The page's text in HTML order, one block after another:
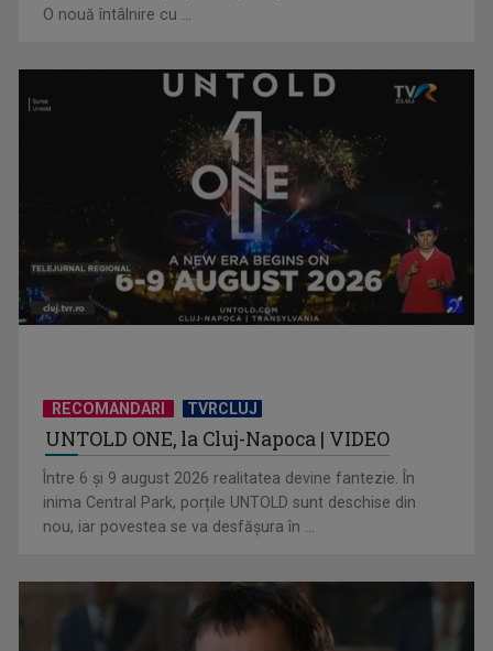
(P) Cum alegi cel mai eficient vehicul electric pentru drumuri
(P) Nouă eră a spațiilor exterioare: ce caută europenii când
transformă ...
O nouă întâlnire cu ...
RECOMANDARI TVRCLUJ
UNTOLD ONE, la Cluj-Napoca | VIDEO
Între 6 și 9 august 2026 realitatea devine fantezie. În
inima Central Park, porțile UNTOLD sunt deschise din
nou, iar povestea se va desfășura în ...